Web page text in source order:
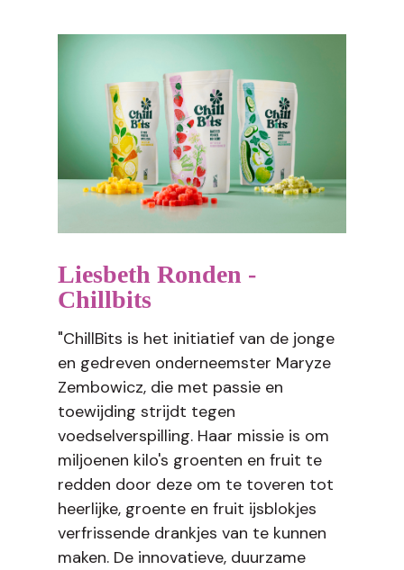
Liesbeth Ronden -
Chillbits
"ChillBits is het initiatief van de jonge
en gedreven onderneemster Maryze
Zembowicz, die met passie en
toewijding strijdt tegen
voedselverspilling. Haar missie is om
miljoenen kilo's groenten en fruit te
redden door deze om te toveren tot
heerlijke, groente en fruit ijsblokjes
verfrissende drankjes van te kunnen
maken. De innovatieve, duurzame